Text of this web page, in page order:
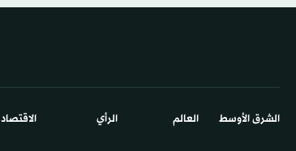
الشرق الأوسط​ العالم الرأي الاقتصاد